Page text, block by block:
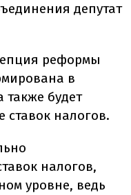
депутат
реформы
в
также будет
ставок налогов.
налогов,
уровне, ведь